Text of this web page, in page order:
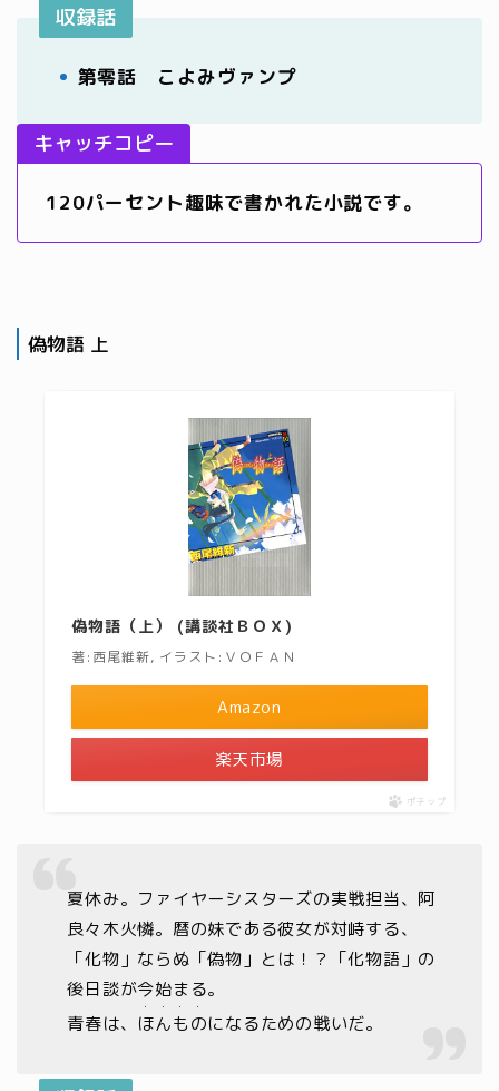
収録話
第零話 こよみヴァンプ
キャッチコピー
120パーセント趣味で書かれた小説です。
偽物語 上
偽物語（上） (講談社ＢＯＸ)
著:西尾維新, イラスト:ＶＯＦＡＮ
Amazon
楽天市場
ポチップ
夏休み。ファイヤーシスターズの実戦担当、阿
良々木火憐。暦の妹である彼女が対峙する、
「化物」ならぬ「偽物」とは！？「化物語」の
後日談が今始まる。
青春は、 ほんもの
・・・・
になるための戦いだ。